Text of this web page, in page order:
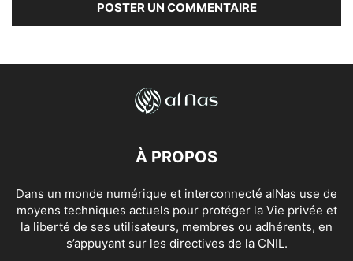
À PROPOS
Dans un monde numérique et interconnecté alNas use de
moyens techniques actuels pour protéger la Vie privée et
la liberté de ses utilisateurs, membres ou adhérents, en
s’appuyant sur les directives de la CNIL.